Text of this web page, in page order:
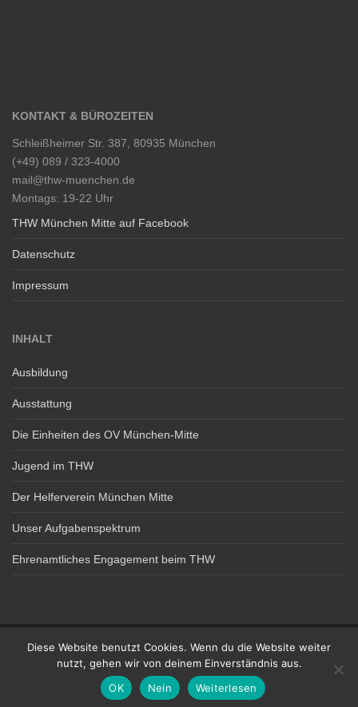
KONTAKT & BÜROZEITEN
Schleißheimer Str. 387, 80935 München
(+49) 089 / 323-4000
mail@thw-muenchen.de
Montags: 19-22 Uhr
THW München Mitte auf Facebook
Datenschutz
Impressum
INHALT
Ausbildung
Ausstattung
Die Einheiten des OV München-Mitte
Jugend im THW
Der Helferverein München Mitte
Unser Aufgabenspektrum
Ehrenamtliches Engagement beim THW
DATENSCHUTZ IMPRESSUM
Technisches Hilfswerk - OV München Mitte Theme vonColorlib
WordPress
Diese Website benutzt Cookies. Wenn du die Website weiter
nutzt, gehen wir von deinem Einverständnis aus.
OK
Nein Weiterlesen